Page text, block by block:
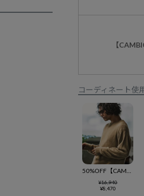
【
コーディネート使
50%OFF【CAMBIO(カンビオ)】 New肘星CNセーター(CB24A-K12)
¥16,940
¥8,470